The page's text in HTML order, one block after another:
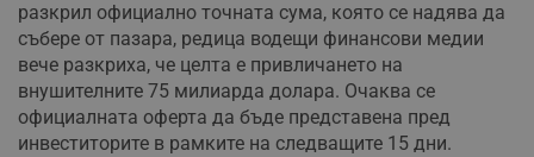
разкрил официално точната сума, която се надява да
събере от пазара, редица водещи финансови медии
вече разкриха, че целта е привличането на
внушителните 75 милиарда долара. Очаква се
официалната оферта да бъде представена пред
инвеститорите в рамките на следващите 15 дни.